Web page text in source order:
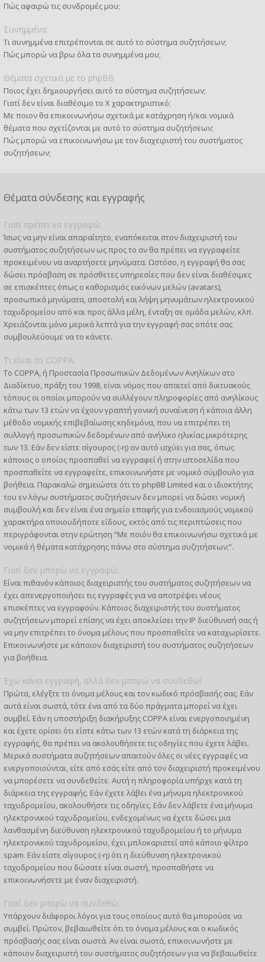
Πώς αφαιρώ τις συνδρομές μου;
Συνημμένα
Τι συνημμένα επιτρέπονται σε αυτό το σύστημα συζητήσεων;
Πώς μπορώ να βρω όλα τα συνημμένα μου;
Θέματα σχετικά με το phpBB
Ποιος έχει δημιουργήσει αυτό το σύστημα συζητήσεων;
Γιατί δεν είναι διαθέσιμο το Χ χαρακτηριστικό;
Με ποιον θα επικοινωνήσω σχετικά με κατάχρηση ή/και νομικά
θέματα που σχετίζονται με αυτό το σύστημα συζητήσεων;
Πώς μπορώ να επικοινωνήσω με τον διαχειριστή του συστήματος
συζητήσεων;
Θέματα σύνδεσης και εγγραφής
Γιατί πρέπει να εγγραφώ;
Ίσως να μην είναι απαραίτητο, εναπόκειται στον διαχειριστή του
συστήματος συζητήσεων ως προς το αν θα πρέπει να εγγραφείτε
προκειμένου να αναρτήσετε μηνύματα. Ωστόσο, η εγγραφή θα σας
δώσει πρόσβαση σε πρόσθετες υπηρεσίες που δεν είναι διαθέσιμες
σε επισκέπτες όπως ο καθορισμός εικόνων μελών (avatars),
προσωπικά μηνύματα, αποστολή και λήψη μηνυμάτων ηλεκτρονικού
ταχυδρομείου από και προς άλλα μέλη, ένταξη σε ομάδα μελών, κλπ.
Χρειάζονται μόνο μερικά λεπτά για την εγγραφή σας οπότε σας
συμβουλεύουμε να το κάνετε.
Τι είναι το COPPA;
Το COPPA, ή Προστασία Προσωπικών Δεδομένων Ανηλίκων στο
Διαδίκτυο, πράξη του 1998, είναι νόμος που απαιτεί από δικτυακούς
τόπους οι οποίοι μπορούν να συλλέγουν πληροφορίες από ανηλίκους
κάτω των 13 ετών να έχουν γραπτή γονική συναίνεση ή κάποια άλλη
μέθοδο νομικής επιβεβαίωσης κηδεμόνα, που να επιτρέπει τη
συλλογή προσωπικών δεδομένων από ανήλικο ηλικίας μικρότερης
των 13. Εάν δεν είστε σίγουρος (-η) αν αυτό ισχύει για σας, όπως
κάποιος ο οποίος προσπαθεί να εγγραφεί ή στην ιστοσελίδα που
προσπαθείτε να εγγραφείτε, επικοινωνήστε με νομικό σύμβουλο για
βοήθεια. Παρακαλώ σημειώστε ότι το phpBB Limited και ο ιδιοκτήτης
του εν λόγω συστήματος συζητήσεων δεν μπορεί να δώσει νομική
συμβουλή και δεν είναι ένα σημείο επαφής για ενδοιασμούς νομικού
χαρακτήρα οποιουδήποτε είδους, εκτός από τις περιπτώσεις που
περιγράφονται στην ερώτηση “Με ποιόν θα επικοινωνήσω σχετικά με
νομικά ή θέματα κατάχρησης πάνω στο σύστημα συζητήσεων;”.
Γιατί δεν μπορώ να εγγραφώ;
Είναι πιθανόν κάποιος διαχειριστής του συστήματος συζητήσεων να
έχει απενεργοποιήσει τις εγγραφές για να αποτρέψει νέους
επισκέπτες να εγγραφούν. Κάποιος διαχειριστής του συστήματος
συζητήσεων μπορεί επίσης να έχει αποκλείσει την IP διεύθυνσή σας ή
να μην επιτρέπει το όνομα μέλους που προσπαθείτε να καταχωρίσετε.
Επικοινωνήστε με κάποιον διαχειριστή του συστήματος συζητήσεων
για βοήθεια.
Έχω κάνει εγγραφή, αλλά δεν μπορώ να συνδεθώ!
Πρώτα, ελέγξτε το όνομα μέλους και τον κωδικό πρόσβασής σας. Εάν
αυτά είναι σωστά, τότε ένα από τα δύο πράγματα μπορεί να έχει
συμβεί. Εάν η υποστήριξη διακήρυξης COPPA είναι ενεργοποιημένη
και έχετε ορίσει ότι είστε κάτω των 13 ετών κατά τη διάρκεια της
εγγραφής, θα πρέπει να ακολουθήσετε τις οδηγίες που έχετε λάβει.
Μερικά συστήματα συζητήσεων απαιτούν όλες οι νέες εγγραφές να
ενεργοποιούνται, είτε από εσάς είτε από τον διαχειριστή προκειμένου
να μπορέσετε να συνδεθείτε. Αυτή η πληροφορία υπήρχε κατά τη
διάρκεια της εγγραφής. Εάν έχετε λάβει ένα μήνυμα ηλεκτρονικού
ταχυδρομείου, ακολουθήστε τις οδηγίες. Εάν δεν λάβετε ένα μήνυμα
ηλεκτρονικού ταχυδρομείου, ενδεχομένως να έχετε δώσει μια
λανθασμένη διεύθυνση ηλεκτρονικού ταχυδρομείου ή το μήνυμα
ηλεκτρονικού ταχυδρομείου, έχει μπλοκαριστεί από κάποιο φίλτρο
spam. Εάν είστε σίγουρος (-η) ότι η διεύθυνση ηλεκτρονικού
ταχυδρομείου που δώσατε είναι σωστή, προσπαθήστε να
επικοινωνήσετε με έναν διαχειριστή.
Γιατί δεν μπορώ να συνδεθώ;
Υπάρχουν διάφοροι λόγοι για τους οποίους αυτό θα μπορούσε να
συμβεί. Πρώτον, βεβαιωθείτε ότι το όνομα μέλους και ο κωδικός
πρόσβασής σας είναι σωστά. Αν είναι σωστά, επικοινωνήστε με
κάποιον διαχειριστή του συστήματος συζητήσεων για να βεβαιωθείτε